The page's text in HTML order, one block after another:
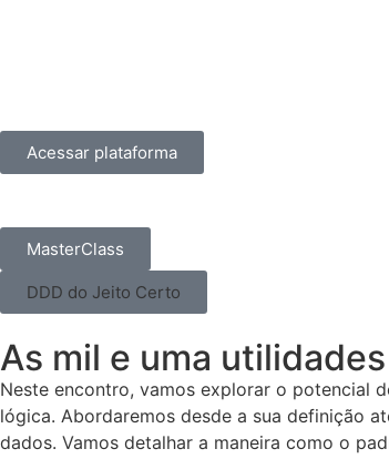
Acessar plataforma
MasterClass
DDD do Jeito Certo
As mil e uma
Neste encontro, vamos explorar o potencial
lógica. Abordaremos desde a sua definição
dados. Vamos detalhar a maneira como o